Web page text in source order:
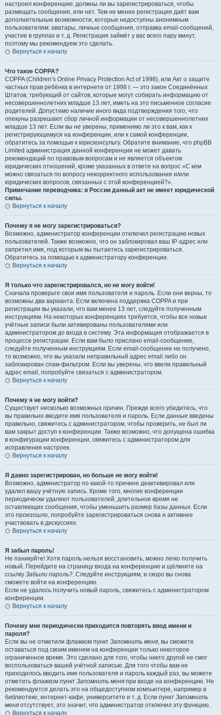
настроил конференцию: должны ли вы зарегистрироваться, чтобы
размещать сообщения, или нет. Тем не менее регистрация даёт вам
дополнительные возможности, которые недоступны анонимным
пользователям: аватары, личные сообщения, отправка email-сообщений,
участие в группах и т. д. Регистрация займёт у вас всего пару минут,
поэтому мы рекомендуем это сделать.
Вернуться к началу
Что такое COPPA?
COPPA (Children’s Online Privacy Protection Act of 1998), или Акт о защите
частных прав ребёнка в интернете от 1998 г. — это закон Соединённых
Штатов, требующий от сайтов, которые могут собирать информацию от
несовершеннолетних младше 13 лет, иметь на это письменное согласие
родителей. Допустимо наличие иного вида подтверждения того, что
опекуны разрешают сбор личной информации от несовершеннолетних
младше 13 лет. Если вы не уверены, применимо ли это к вам, как к
регистрирующемуся на конференции, или к самой конференции,
обратитесь за помощью к юрисконсульту. Обратите внимание, что phpBB
Limited администрация данной конференции не может давать
рекомендаций по правовым вопросам и не является объектом
юридических отношений, кроме указанных в ответе на вопрос «С кем
можно связаться по вопросу некорректного использования и/или
юридических вопросов, связанных с этой конференцией?».
Примечание переводчика: в России данный акт не имеет юридической
силы.
Вернуться к началу
Почему я не могу зарегистрироваться?
Возможно, администратор конференции отключил регистрацию новых
пользователей. Также возможно, что он заблокировал ваш IP-адрес или
запретил имя, под которым вы пытаетесь зарегистрироваться.
Обратитесь за помощью к администратору конференции.
Вернуться к началу
Я только что зарегистрировался, но не могу войти!
Сначала проверьте свои имя пользователя и пароль. Если они верны, то
возможны два варианта. Если включена поддержка COPPA и при
регистрации вы указали, что вам менее 13 лет, следуйте полученным
инструкциям. На некоторых конференциях требуется, чтобы все новые
учётные записи были активированы пользователями или
администратором до входа в систему. Эта информация отображается в
процессе регистрации. Если вам было прислано email-сообщение,
следуйте полученным инструкциям. Если email-сообщение не получено,
то возможно, что вы указали неправильный адрес email либо он
заблокирован спам-фильтром. Если вы уверены, что ввели правильный
адрес email, попробуйте связаться с администратором.
Вернуться к началу
Почему я не могу войти?
Существует несколько возможных причин. Прежде всего убедитесь, что
вы правильно вводите имя пользователя и пароль. Если данные введены
правильно, свяжитесь с администратором, чтобы проверить, не был ли
вам закрыт доступ к конференции. Также возможно, что допущена ошибка
в конфигурации конференции, свяжитесь с администратором для
исправления настроек.
Вернуться к началу
Я давно зарегистрирован, но больше не могу войти!
Возможно, администратор по какой-то причине деактивировал или
удалил вашу учётную запись. Кроме того, многие конференции
периодически удаляют пользователей, длительное время не
оставляющих сообщения, чтобы уменьшить размер базы данных. Если
это произошло, попробуйте зарегистрироваться снова и активнее
участвовать в дискуссиях.
Вернуться к началу
Я забыл пароль!
Не паникуйте! Хотя пароль нельзя восстановить, можно легко получить
новый. Перейдите на страницу входа на конференцию и щёлкните на
ссылку Забыли пароль?. Следуйте инструкциям, и скоро вы снова
сможете войти на конференцию.
Если не удалось получить новый пароль, свяжитесь с администратором
конференции.
Вернуться к началу
Почему мне периодически приходится повторять ввод имени и
пароля?
Если вы не отметили флажком пункт Запомнить меня, вы сможете
оставаться под своим именем на конференции только некоторое
ограниченное время. Это сделано для того, чтобы никто другой не смог
воспользоваться вашей учётной записью. Для того чтобы вам не
приходилось вводить имя пользователя и пароль каждый раз, вы можете
отметить флажком пункт Запомнить меня при входе на конференцию. Не
рекомендуется делать это на общедоступном компьютере, например в
библиотеке, интернет-кафе, университете и т. д. Если пункт Запомнить
меня отсутствует, это значит, что администратор отключил эту функцию.
Вернуться к началу